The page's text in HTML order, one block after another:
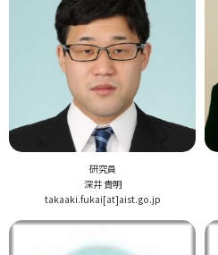
研究員
深井 貴明
takaaki.fukai[at]aist.go.jp